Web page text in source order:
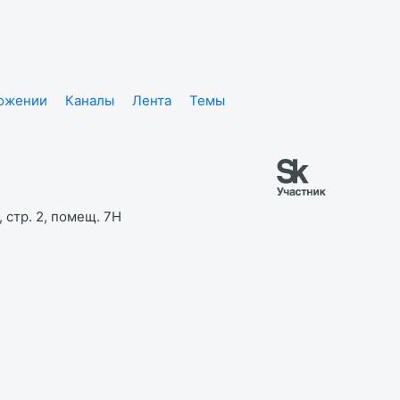
Каналы Лента
Темы
стр. 2, помещ. 7Н